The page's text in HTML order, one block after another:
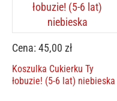
Cena: 45,00 zł
Koszulka Cukierku Ty
łobuzie! (5-6 lat) niebieska